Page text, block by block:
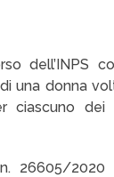
dell’INPS
una donna
ciascuno
26605/2020